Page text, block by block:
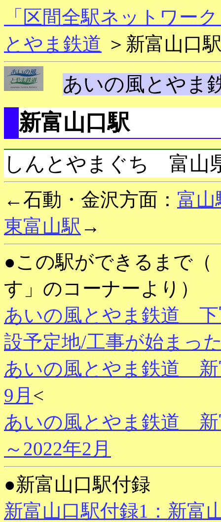
「区間全駅ネットワー
とやま鉄道 ＞新富山口
あいの風とやま
新富山口駅
しんとやまぐち 富山
←石動・金沢方面： 富山
東富山駅 →
●この駅ができるまで
す」のコーナーより）
あいの風とやま鉄道
設予定地/工事が始まっ
あいの風とやま鉄道
9月 <
あいの風とやま鉄道
～2022年2月
●新富山口駅付録
新富山口駅付録1：新富